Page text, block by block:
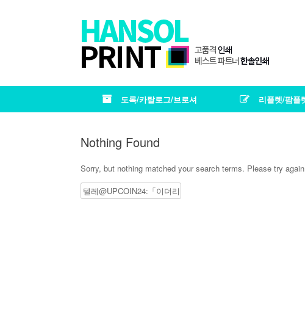
도록/카탈로그/브로셔 리플렛/팜플
Nothing Found
Sorry, but nothing matched your search terms. Please try
Search